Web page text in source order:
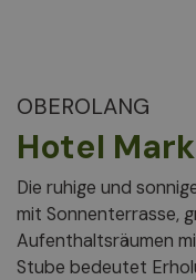
OBEROLANG
Hotel
Die ruhige und
mit Sonnenterrasse,
Aufenthaltsräumen
Stube bedeutet